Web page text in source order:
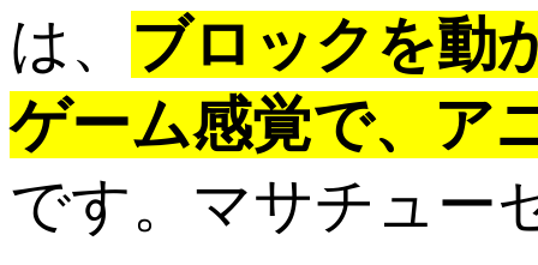
は、 ブロックを動
ゲーム感覚で、ア
です。マサチュー